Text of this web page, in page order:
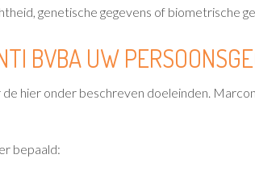
genetische gegevens of biometrische
BVBA UW
hier onder beschreven doeleinden.
bepaald: